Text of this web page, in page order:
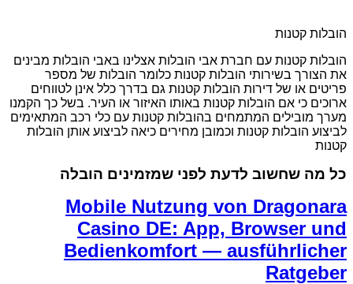
הובלות קטנות
הובלות קטנות עם חברת אבי הובלות אצלינו באבי הובלות מבינים
את הצורך בשירותי הובלות קטנות כלומר הובלות של מספר
פריטים או של דירות הובלות קטנות גם בדרך כלל אינן לטווחים
ארוכים כי אם הובלות קטנות באותו האיזור או העיר. בשל כך הקמנו
מערך מובילים המתמחים בהובלות קטנות עם כלי רכב המתאימים
לביצוע הובלות קטנות וכמובן מחירים כיאה לביצוע אותן הובלות
קטנות
כל מה שחשוב לדעת לפני שמזמינים הובלה
Mobile Nutzung von Dragonara
Casino DE: App, Browser und
Bedienkomfort — ausführlicher
Ratgeber